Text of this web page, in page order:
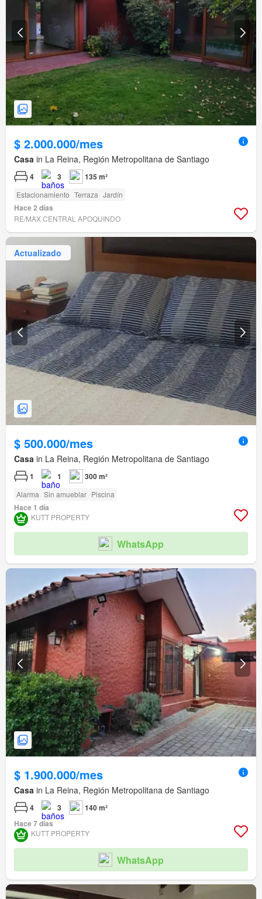
$ 2.000.000/mes
Casa in La Reina, Región Metropolitana de Santiago
4 3 135 m²
Estacionamiento Terraza Jardín
Hace 2 días
RE/MAX CENTRAL APOQUINDO
Actualizado
$ 500.000/mes
Casa in La Reina, Región Metropolitana de Santiago
1 1 300 m²
Alarma Sin amueblar Piscina
Hace 1 día
KUTT PROPERTY
WhatsApp
$ 1.900.000/mes
Casa in La Reina, Región Metropolitana de Santiago
4 3
140 m²
Hace 7 días
KUTT PROPERTY
WhatsApp